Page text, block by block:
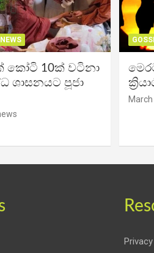
කෝටි 10ක් වටිනා
ශාසනයට පූජා